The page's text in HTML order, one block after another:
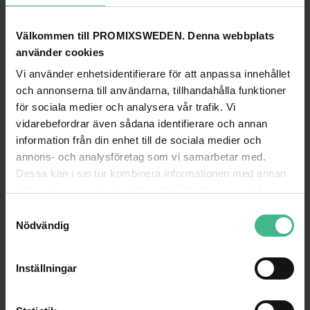
Välkommen till PROMIXSWEDEN. Denna webbplats
använder cookies
Vi använder enhetsidentifierare för att anpassa innehållet
och annonserna till användarna, tillhandahålla funktioner
för sociala medier och analysera vår trafik. Vi
vidarebefordrar även sådana identifierare och annan
information från din enhet till de sociala medier och
annons- och analysföretag som vi samarbetar med.
Dessa kan i sin tur kombinera informationen med annan
Nödvändig
Inställningar
GÅ TILL PRODUKT GÅ TILL PRODUKT
ANDRA KUNDER KÖPTE OCKSÅ